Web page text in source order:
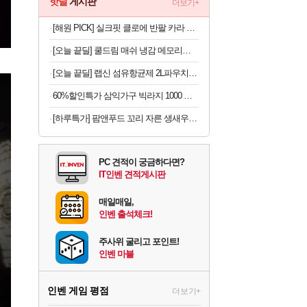
더보기+
[해원 PICK] 실크핏 클로에 반팔 카라 커플 잠옷 세트 여름 홈웨어 남녀공용
[오늘 끝딜] 쿨드림 매쉬 냉감 메모리폼 베개
[오늘 끝딜] 랩신 섬유항균제 2L파우치 2개 +세탁세제 600ml 빨래 쉰내 땀냄새 탈취 실내건조 항균 살균
60%할인특가 삼익가구 빅라지 1000 광폭 초대형 서랍장, 화이트+오크, 1000mm, 5단
[하루특가] 팜앤푸드 꼬리 자른 생새우살 61~70입 (냉동)
PC 견적이 궁금하다면?
IT인벤 견적게시판
매일매일,
인벤 출석체크!
주사위 굴리고 포인트!
인벤 마블
인벤 게임 평점 더보기+